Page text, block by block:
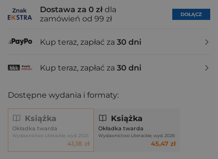
Dostawa za 0 zł dla
zamówień od 99 zł
DOŁĄCZ
Kup teraz, zapłać za 30 dni
Kup teraz, zapłać za 30 dni
Dostępne wydania i formaty:
Książka
Okładka twarda
Wydawnictwo Literackie, wyd. 2023
41,18 zł
Książka
Okładka twarda
Wydawnictwo Literackie, wyd. 2026
45,47 zł